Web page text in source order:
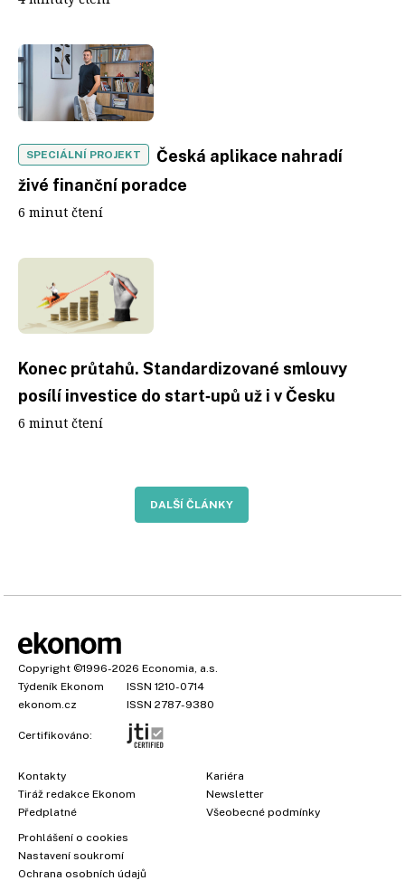
SPECIÁLNÍ PROJEKT
Česká aplikace nahradí
živé finanční poradce
6 minut čtení
Konec průtahů. Standardizované smlouvy
posílí investice do start‑upů už i v Česku
6 minut čtení
DALŠÍ ČLÁNKY
Copyright ©1996-2026 Economia, a.s.
Týdeník Ekonom
ISSN 1210-0714
ekonom.cz
ISSN 2787-9380
Certifikováno:
Kontakty
Tiráž redakce Ekonom
Předplatné
Kariéra
Newsletter
Všeobecné podmínky
Prohlášení o cookies
Nastavení soukromí
Ochrana osobních údajů